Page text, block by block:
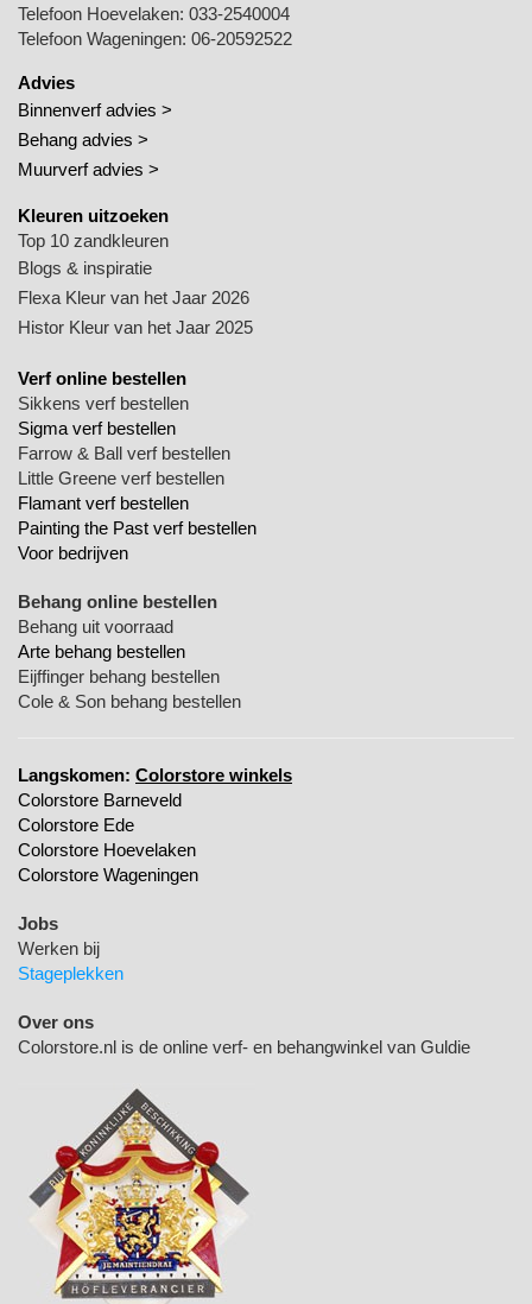
Telefoon Hoevelaken: 033-2540004
Telefoon Wageningen: 06-20592522
Advies
Binnenverf advies >
Behang advies >
Muurverf advies >
Kleuren uitzoeken
Top 10 zandkleuren
Blogs & inspiratie
Flexa Kleur van het Jaar 2026
Histor Kleur van het Jaar 2025
Verf online bestellen
Sikkens verf bestellen
Sigma verf bestellen
Farrow & Ball verf bestellen
Little Greene verf bestellen
Flamant verf bestellen
Painting the Past verf bestellen
Voor bedrijven
Behang online bestellen
Behang uit voorraad
Arte behang bestellen
Eijffinger behang bestellen
Cole & Son behang bestellen
Langskomen: Colorstore winkels
Colorstore Barneveld
Colorstore Ede
Colorstore Hoevelaken
Colorstore Wageningen
Jobs
Werken bij
Stageplekken
Over ons
Colorstore.nl is de online verf- en behangwinkel van Guldie